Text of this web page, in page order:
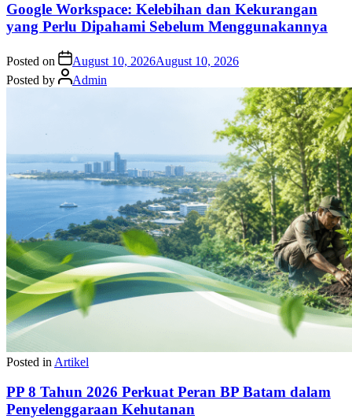
Google Workspace: Kelebihan dan Kekurangan
yang Perlu Dipahami Sebelum Menggunakannya
Posted on August 10, 2026August 10, 2026
Posted by
Admin
Posted in Artikel
PP 8 Tahun 2026 Perkuat Peran BP Batam dalam
Penyelenggaraan Kehutanan